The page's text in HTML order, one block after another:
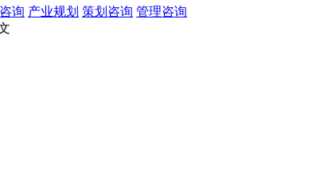
询 产业规划 策划咨询 管理咨询